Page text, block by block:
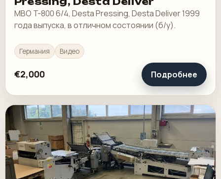
MBO T-800 6/4, Desta Pressing, Desta Deliver 1999
года выпуска, в отличном состоянии (б/у).
Германия Видео
€2,000 Подробнее